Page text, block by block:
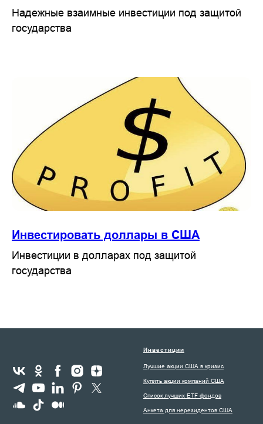
Надежные взаимные инвестиции под защитой
государства
Инвестировать доллары в США
Инвестиции в долларах под защитой
государства
Инвестиции
Лучшие акции США в кризис
Купить акции компаний США
Список лучших ETF фондов
Анкета для нерезидентов США